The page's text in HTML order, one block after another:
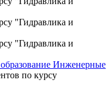
Инженерные
по курсу